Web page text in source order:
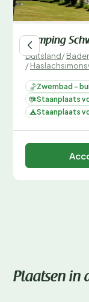
Camping
Duitsland/
/
Zwembad -
Staanplaats
Staanplaats
Plaatsen in